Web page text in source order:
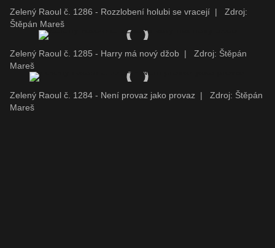
Zelený Raoul č. 1286 - Rozzlobení holubi se vracejí |
Zdroj:
Štěpán Mareš
Zelený Raoul č. 1285 - Harry má nový džob |
Zdroj: Štěpán
Mareš
Zelený Raoul č. 1284 - Není provaz jako provaz |
Zdroj: Štěpán
Mareš